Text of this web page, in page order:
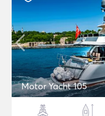
Motor Yacht 105